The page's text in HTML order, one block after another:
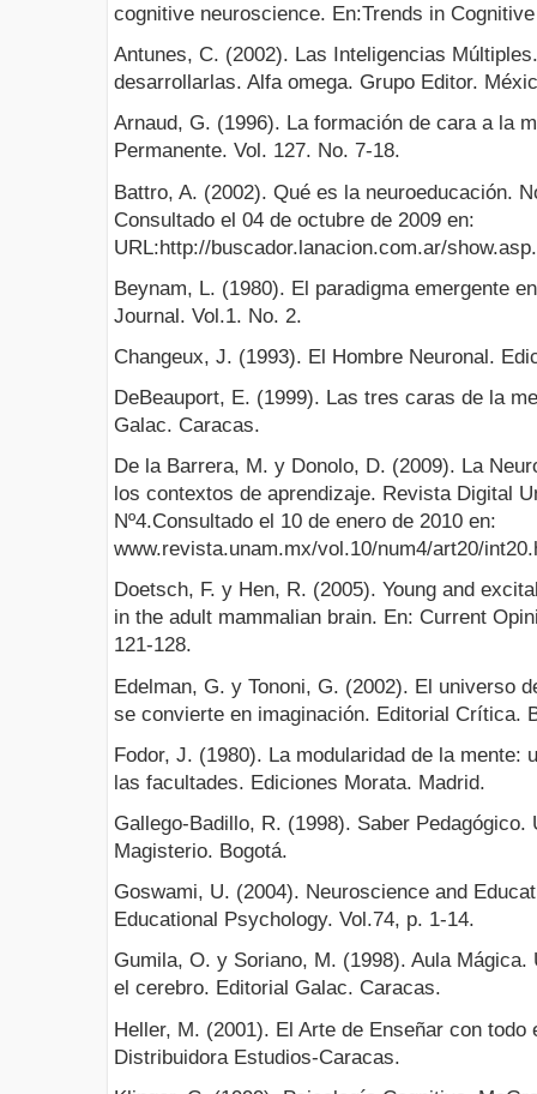
cognitive neuroscience. En:Trends in
Antunes, C. (2002). Las Inteligencias
desarrollarlas. Alfa omega. Grupo Editor.
Arnaud, G. (1996). La formación de cara a la
Permanente. Vol. 127. No. 7-18.
Battro, A. (2002). Qué es la neuroeducación.
Consultado el 04 de octubre de 2009 en:
URL:http://buscador.lanacion.com.ar/show.asp.
Beynam, L. (1980). El paradigma emergente
Journal. Vol.1. No. 2.
Changeux, J. (1993). El Hombre Neuronal.
DeBeauport, E. (1999). Las tres caras de la
Galac. Caracas.
De la Barrera, M. y Donolo, D. (2009). La
los contextos de aprendizaje. Revista Digital
Nº4.Consultado el 10 de enero de 2010 en:
www.revista.unam.mx/vol.10/num4/art20/
Doetsch, F. y Hen, R. (2005). Young and
in the adult mammalian brain. En: Current
121-128.
Edelman, G. y Tononi, G. (2002). El universo
se convierte en imaginación. Editorial Crítica.
Fodor, J. (1980). La modularidad de la mente:
las facultades. Ediciones Morata. Madrid.
Gallego-Badillo, R. (1998). Saber
Magisterio. Bogotá.
Goswami, U. (2004). Neuroscience and
Educational Psychology. Vol.74, p. 1-14.
Gumila, O. y Soriano, M. (1998). Aula
el cerebro. Editorial Galac. Caracas.
Heller, M. (2001). El Arte de Enseñar con todo
Distribuidora Estudios-Caracas.